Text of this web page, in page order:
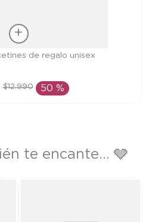
AL CARRITO
de regalo unisex
$12.990 50 %
te encante... 🩶